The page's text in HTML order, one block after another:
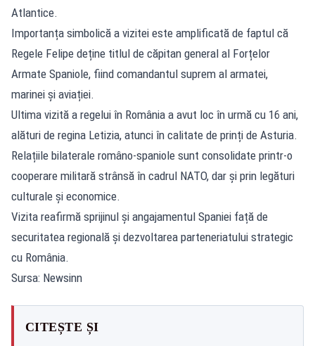
Atlantice.
Importanța simbolică a vizitei este amplificată de faptul că
Regele Felipe deține titlul de căpitan general al Forțelor
Armate Spaniole, fiind comandantul suprem al armatei,
marinei și aviației.
Ultima vizită a regelui în România a avut loc în urmă cu 16 ani,
alături de regina Letizia, atunci în calitate de prinți de Asturia.
Relațiile bilaterale româno-spaniole sunt consolidate printr-o
cooperare militară strânsă în cadrul NATO, dar și prin legături
culturale și economice.
Vizita reafirmă sprijinul și angajamentul Spaniei față de
securitatea regională și dezvoltarea parteneriatului strategic
cu România.
Sursa: Newsinn
CITEȘTE ȘI